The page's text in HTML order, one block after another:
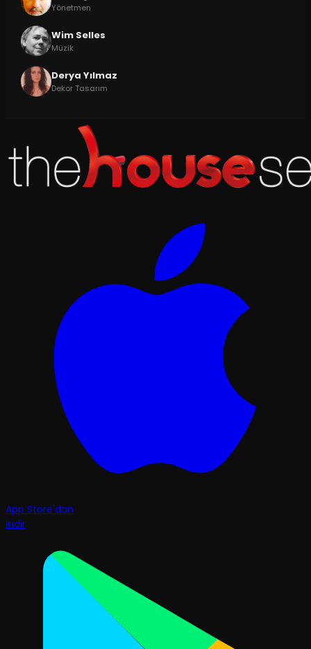
Yönetmen
Wim Selles
Müzik
Derya Yılmaz
Dekor Tasarım
App Store'dan
İndir